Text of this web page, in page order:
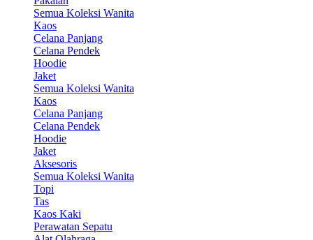
Semua Koleksi Wanita
Kaos
Celana Panjang
Celana Pendek
Hoodie
Jaket
Semua Koleksi Wanita
Kaos
Celana Panjang
Celana Pendek
Hoodie
Jaket
Aksesoris
Semua Koleksi Wanita
Topi
Tas
Kaos Kaki
Perawatan Sepatu